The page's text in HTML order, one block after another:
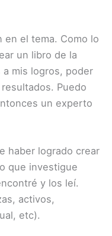
en el tema. Como lo
un libro de la
a mis logros, poder
Puedo
un experto
haber logrado crear
que investigue
y los leí.
activos,
etc).